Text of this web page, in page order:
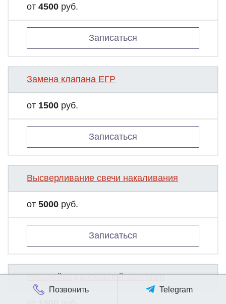
от 4500 руб.
Записаться
Замена клапана ЕГР
от 1500 руб.
Записаться
Высверливание свечи накаливания
от 5000 руб.
Записаться
Настройка дросельной заслонки
Позвонить Telegram